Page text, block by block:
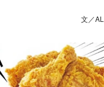
文／